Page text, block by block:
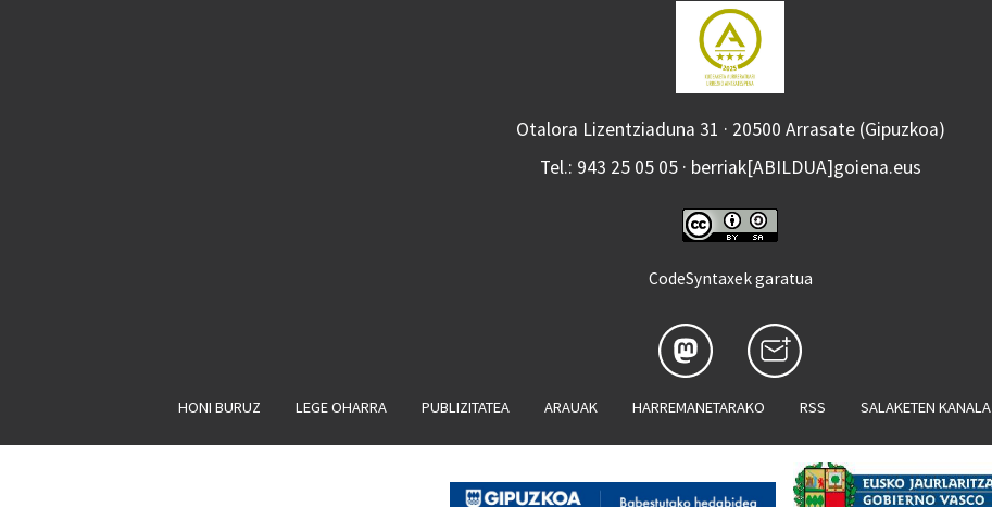
Otalora Lizentziaduna 31 · 20500 Arrasate (Gipuzkoa)
Tel.: 943 25 05 05 · berriak[ABILDUA]goiena.eus
CodeSyntaxek garatua
HONI BURUZ LEGE OHARRA PUBLIZITATEA ARAUAK HARREMANETARAKO RSS SALAKETEN KANALA